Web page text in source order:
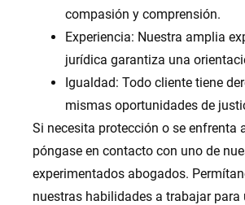
compasión y comprensión.
Experiencia: Nuestra amplia
jurídica garantiza una
Igualdad: Todo cliente tiene
mismas oportunidades de
Si necesita protección o se enfrenta
póngase en contacto con uno de
experimentados abogados.
nuestras habilidades a trabajar para